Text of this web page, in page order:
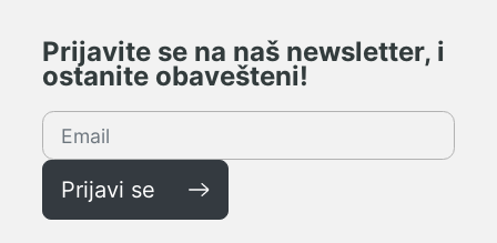
Prijavite se na naš newsletter, i
ostanite obavešteni!
Prijavi se